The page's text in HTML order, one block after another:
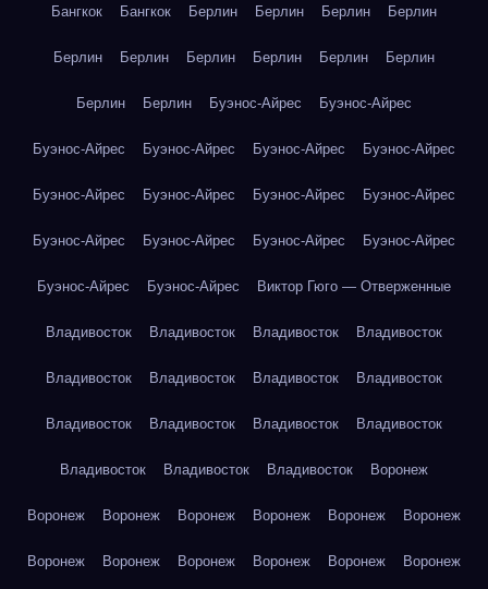
Бангкок Бангкок Берлин Берлин Берлин Берлин
Берлин Берлин Берлин Берлин Берлин Берлин
Берлин Берлин Буэнос-Айрес Буэнос-Айрес
Буэнос-Айрес Буэнос-Айрес Буэнос-Айрес Буэнос-Айрес
Буэнос-Айрес Буэнос-Айрес Буэнос-Айрес Буэнос-Айрес
Буэнос-Айрес Буэнос-Айрес Буэнос-Айрес Буэнос-Айрес
Буэнос-Айрес Буэнос-Айрес Виктор Гюго — Отверженные
Владивосток Владивосток Владивосток Владивосток
Владивосток Владивосток Владивосток Владивосток
Владивосток Владивосток Владивосток Владивосток
Владивосток Владивосток Владивосток Воронеж
Воронеж Воронеж Воронеж Воронеж Воронеж Воронеж
Воронеж Воронеж Воронеж Воронеж Воронеж Воронеж